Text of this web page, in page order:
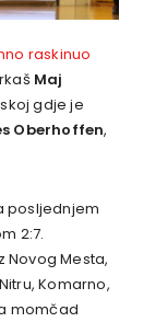
raskinuo
Maj
gdje je
Oberhoffen,
posljednjem
2:7.
Novog Mesta,
Komarno,
momčad